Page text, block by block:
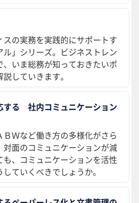
の実務を実践的にサポートす
ル」シリーズ。ビジネストレン
、いま総務が知っておきたいポ
していきます。
する 社内コミュニケーション
ＢＷなど働き方の多様化がさら
対面のコミュニケーションが減
も、コミュニケーションを活性
ていくべきでしょうか。